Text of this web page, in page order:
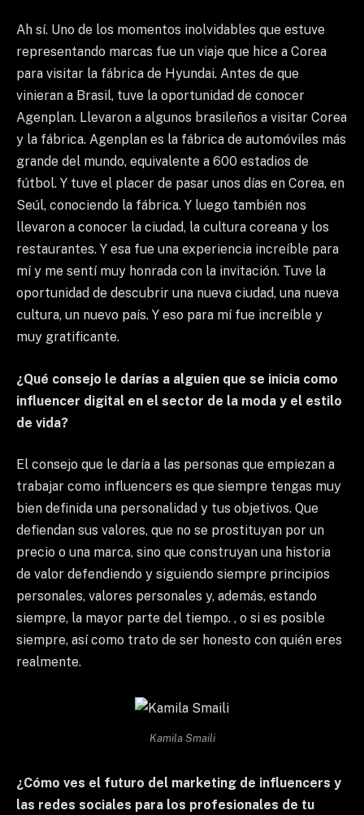
Ah sí. Uno de los momentos inolvidables que estuve
representando marcas fue un viaje que hice a Corea
para visitar la fábrica de Hyundai. Antes de que
vinieran a Brasil, tuve la oportunidad de conocer
Agenplan. Llevaron a algunos brasileños a visitar Corea
y la fábrica. Agenplan es la fábrica de automóviles más
grande del mundo, equivalente a 600 estadios de
fútbol. Y tuve el placer de pasar unos días en Corea, en
Seúl, conociendo la fábrica. Y luego también nos
llevaron a conocer la ciudad, la cultura coreana y los
restaurantes. Y esa fue una experiencia increíble para
mí y me sentí muy honrada con la invitación. Tuve la
oportunidad de descubrir una nueva ciudad, una nueva
cultura, un nuevo país. Y eso para mí fue increíble y
muy gratificante.
¿Qué consejo le darías a alguien que se inicia como
influencer digital en el sector de la moda y el estilo
de vida?
El consejo que le daría a las personas que empiezan a
trabajar como influencers es que siempre tengas muy
bien definida una personalidad y tus objetivos. Que
defiendan sus valores, que no se prostituyan por un
precio o una marca, sino que construyan una historia
de valor defendiendo y siguiendo siempre principios
personales, valores personales y, además, estando
siempre, la mayor parte del tiempo. , o si es posible
siempre, así como trato de ser honesto con quién eres
realmente.
Kamila Smaili
¿Cómo ves el futuro del marketing de influencers y
las redes sociales para los profesionales de tu